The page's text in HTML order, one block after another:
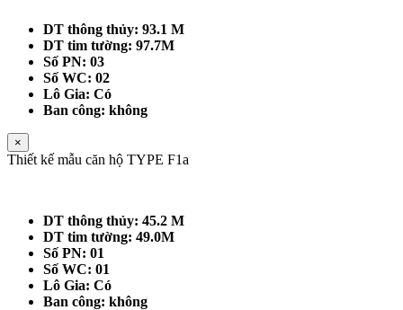
DT thông thủy: 93.1 M
DT tim tường: 97.7M
Số PN: 03
Số WC: 02
Lô Gia: Có
Ban công: không
×
Thiết kế mẫu căn hộ TYPE F1a
DT thông thủy: 45.2 M
DT tim tường: 49.0M
Số PN: 01
Số WC: 01
Lô Gia: Có
Ban công: không